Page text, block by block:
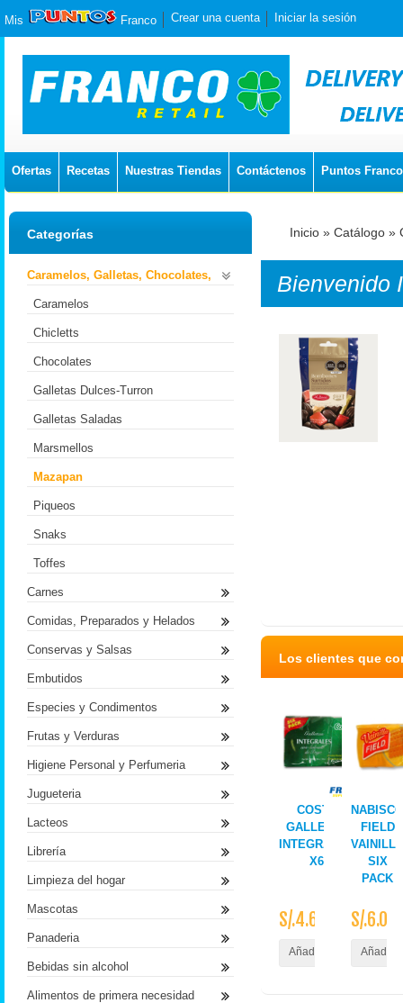
Mis Franco Crear una cuenta Iniciar la sesión
Ofertas Recetas Nuestras Tiendas Contáctenos Puntos Franco
Inicio » Catálogo »
Bienvenido
Los clientes que
COSTA
GALLETAS
INTEGRALES
X6
S/.4.60
Añadir al Carrito
NABISCO
FIELD
VAINILLA
SIX
PACK
S/.6.00
Añadir
Categorías
Caramelos, Galletas, Chocolates,
Caramelos
Chicletts
Chocolates
Galletas Dulces-Turron
Galletas Saladas
Marsmellos
Mazapan
Piqueos
Snaks
Toffes
Carnes
Comidas, Preparados y Helados
Conservas y Salsas
Embutidos
Especies y Condimentos
Frutas y Verduras
Higiene Personal y Perfumeria
Jugueteria
Lacteos
Librería
Limpieza del hogar
Mascotas
Panaderia
Bebidas sin alcohol
Alimentos de primera necesidad